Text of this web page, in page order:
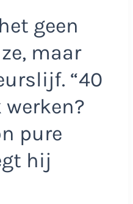
geen
maar
“40
werken?
pure
hij